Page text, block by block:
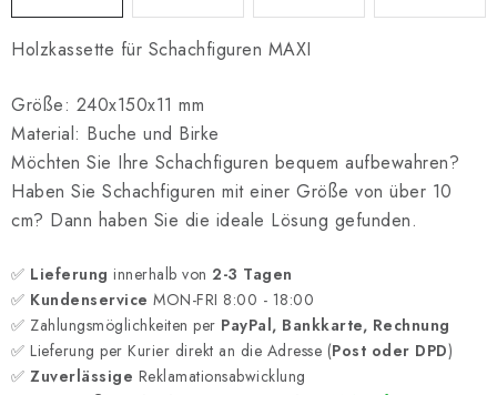
Holzkassette für Schachfiguren MAXI
Größe: 240x150x11 mm
Material: Buche und Birke
Möchten Sie Ihre Schachfiguren bequem aufbewahren?
Haben Sie Schachfiguren mit einer Größe von über 10
cm? Dann haben Sie die ideale Lösung gefunden.
✅ Lieferung innerhalb von 2-3 Tagen
✅ Kundenservice MON-FRI 8:00 - 18:00
✅ Zahlungsmöglichkeiten per PayPal, Bankkarte, Rechnung
✅ Lieferung per Kurier direkt an die Adresse (Post oder DPD)
✅ Zuverlässige Reklamationsabwicklung